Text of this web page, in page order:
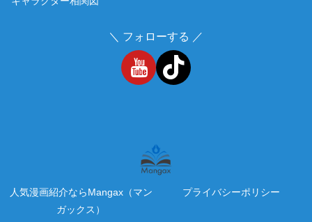
＼ フォローする ／
人気漫画紹介ならMangax（マン
ガックス）
プライバシーポリシー